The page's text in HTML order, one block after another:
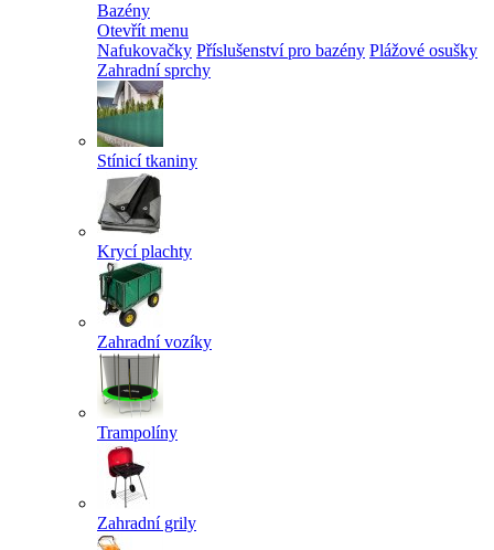
Bazény
Otevřít menu
Nafukovačky Příslušenství pro bazény Plážové osušky
Zahradní sprchy
Stínicí tkaniny
Krycí plachty
Zahradní vozíky
Trampolíny
Zahradní grily